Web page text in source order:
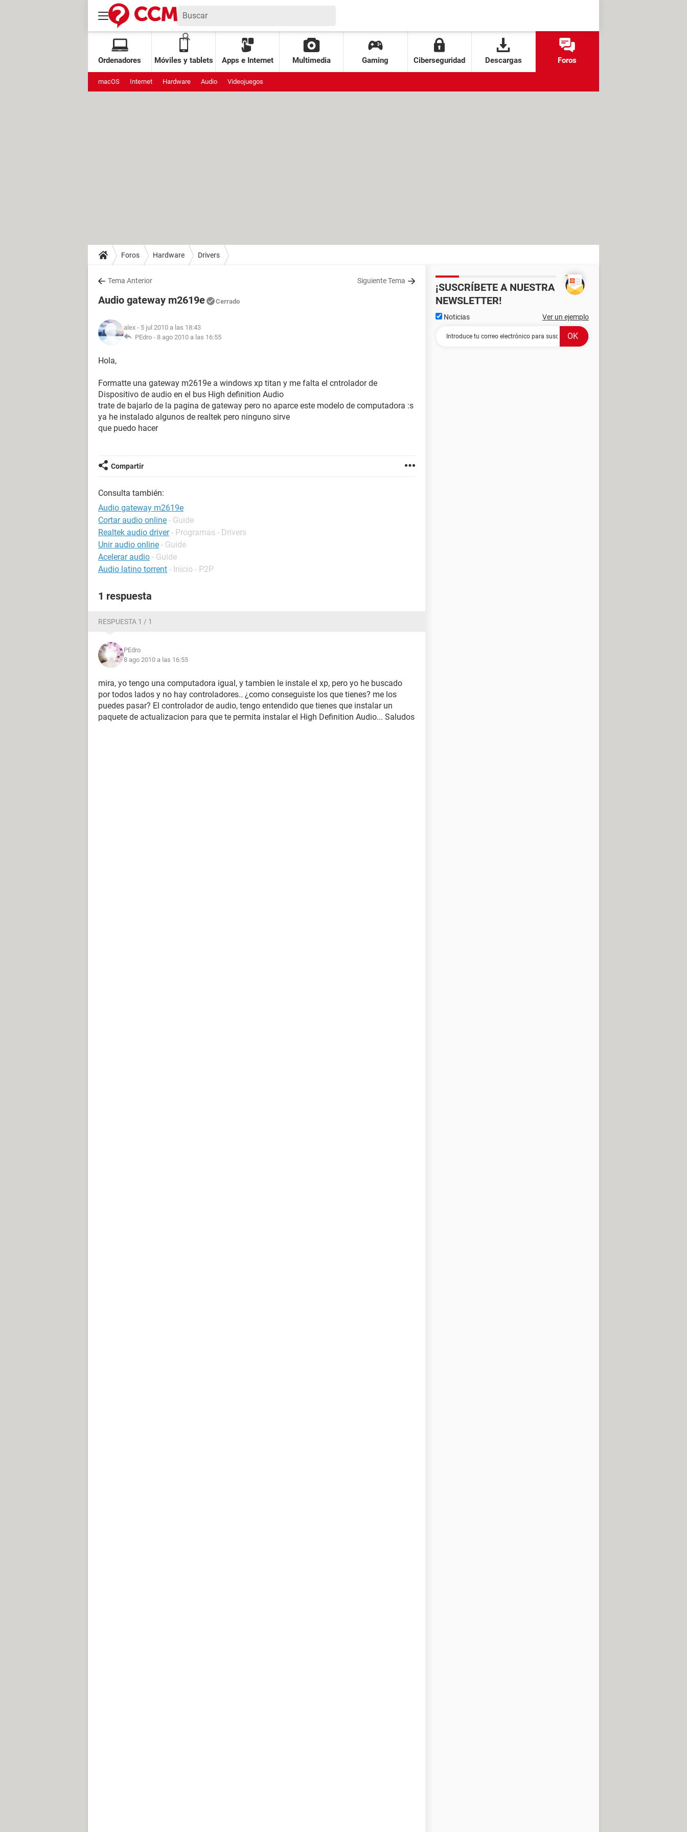
Ordenadores Móviles y tablets Apps e Internet Multimedia Gaming Ciberseguridad Descargas Foros
macOS Internet Hardware Audio Videojuegos
Foros Hardware Drivers
Tema Anterior Siguiente Tema
Audio gateway m2619e Cerrado
alex - 5 jul 2010 a las 18:43
PEdro - 8 ago 2010 a las 16:55
Hola,
Formatte una gateway m2619e a windows xp titan y me falta el cntrolador de
Dispositivo de audio en el bus High definition Audio
trate de bajarlo de la pagina de gateway pero no aparce este modelo de computadora :s
ya he instalado algunos de realtek pero ninguno sirve
que puedo hacer
Compartir
Consulta también:
Audio gateway m2619e
Cortar audio online - Guide
Realtek audio driver - Programas - Drivers
Unir audio online - Guide
Acelerar audio - Guide
Audio latino torrent - Inicio - P2P
1 respuesta
RESPUESTA 1 / 1
PEdro
8 ago 2010 a las 16:55
mira, yo tengo una computadora igual, y tambien le instale el xp, pero yo he buscado
por todos lados y no hay controladores.. ¿como conseguiste los que tienes? me los
puedes pasar? El controlador de audio, tengo entendido que tienes que instalar un
paquete de actualizacion para que te permita instalar el High Definition Audio... Saludos
¡SUSCRÍBETE A NUESTRA
NEWSLETTER!
Noticias Ver un ejemplo